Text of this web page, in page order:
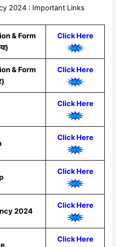
2024 : Important Links
& Form
Click Here
& Form
Click Here
Click Here
Click Here
ClickHere
2024
Click Here
Click Here